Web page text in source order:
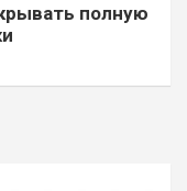
полную